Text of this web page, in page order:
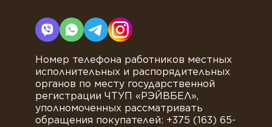
Номер телефона работников местных
исполнительных и распорядительных
органов по месту государственной
регистрации ЧТУП «РЭЙВБЕЛ»,
уполномоченных рассматривать
обращения покупателей: +375 (163) 65-